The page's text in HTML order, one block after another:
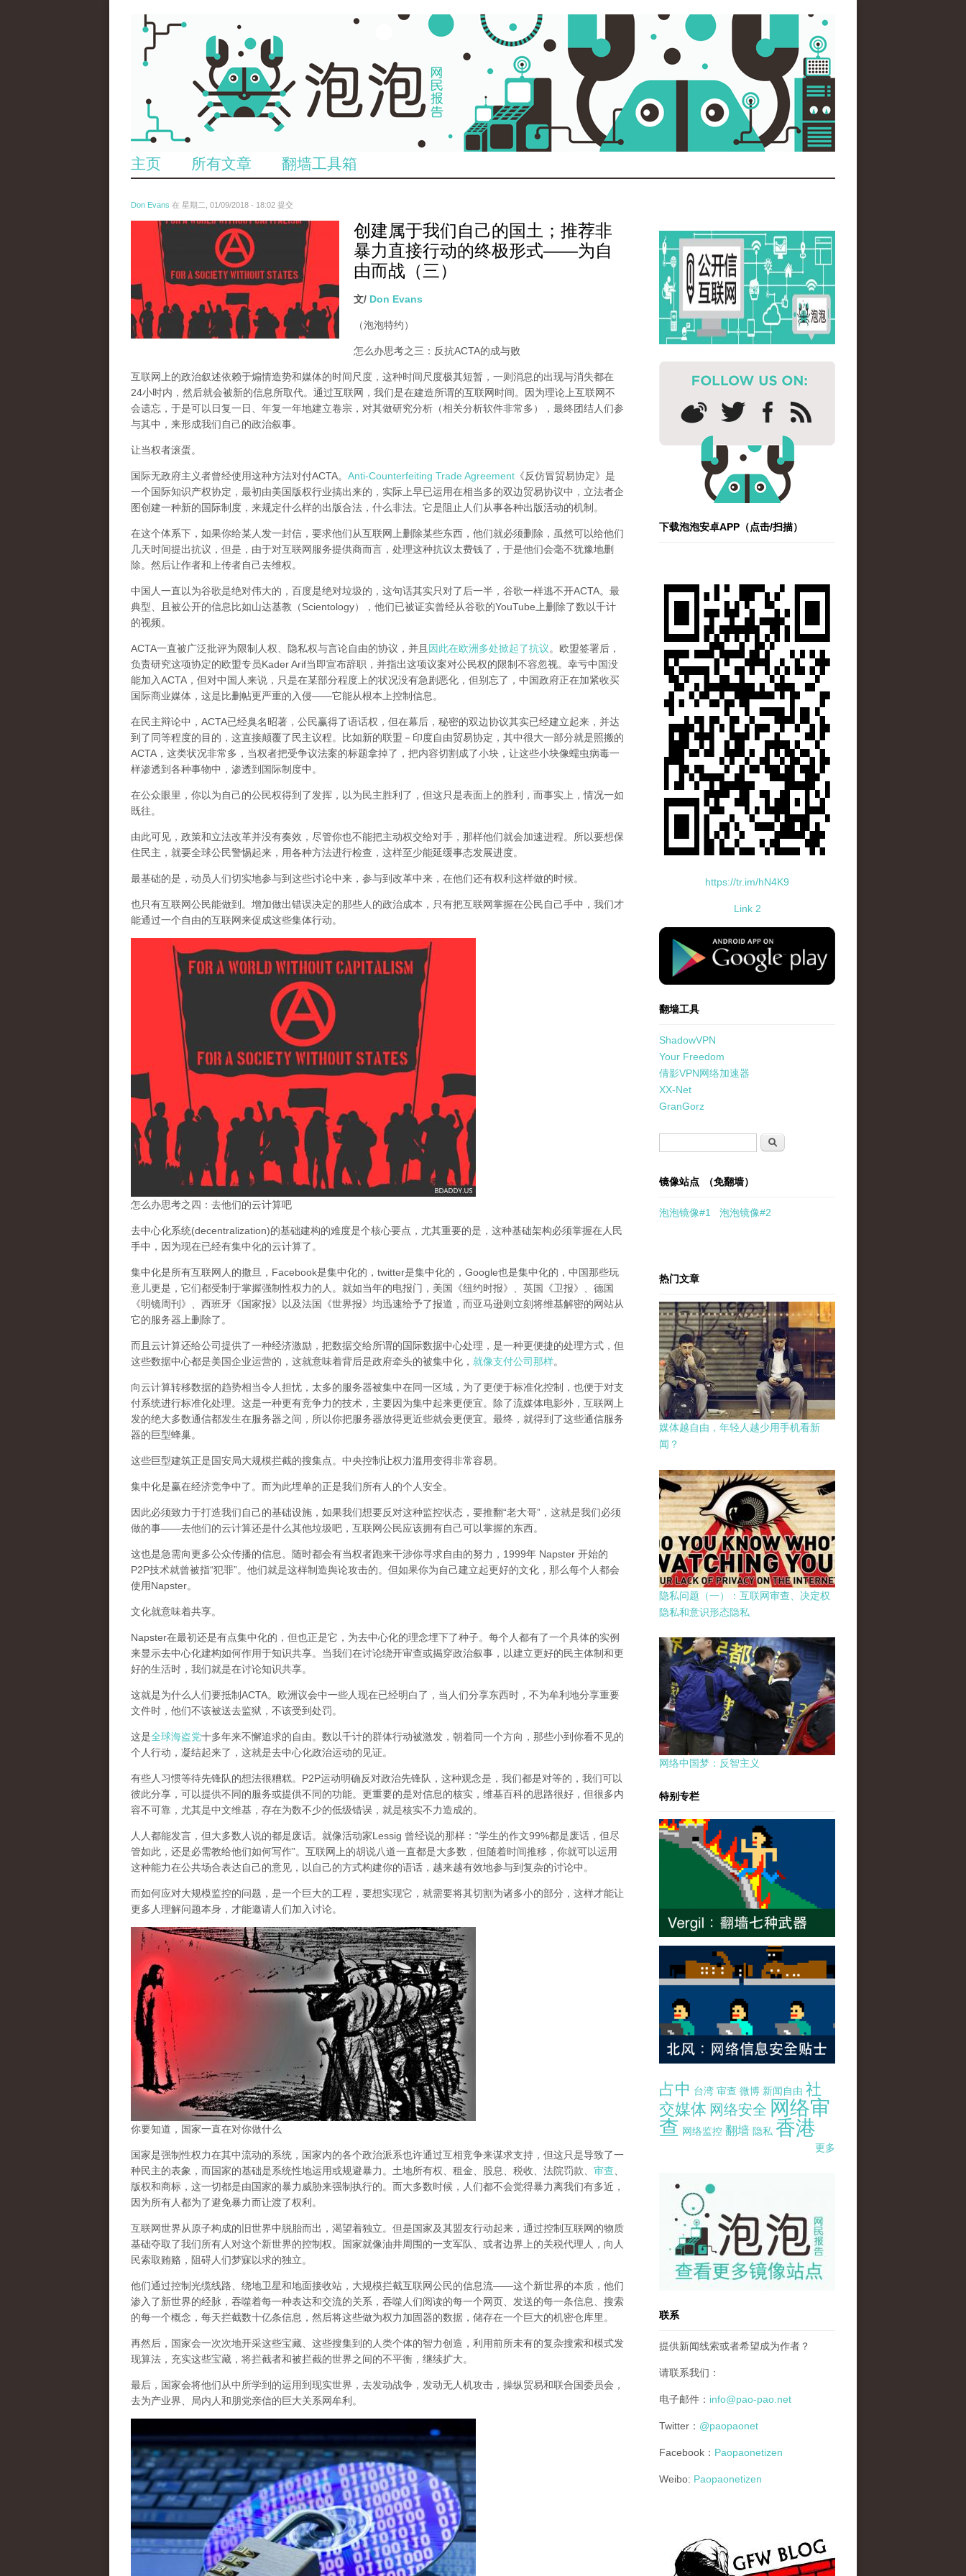
主页 所有文章 翻墙工具箱
Don Evans 在 星期二, 01/09/2018 - 18:02 提交
wechatimg875.jpeg
创建属于我们自己的国土；推荐非
暴力直接行动的终极形式——为自
由而战（三）
文/ Don Evans
（泡泡特约）
怎么办思考之三：反抗ACTA的成与败
互联网上的政治叙述依赖于煽情造势和媒体的时间尺度，这种时间尺度极其短暂，一则消息的出现与消失都在
24小时内，然后就会被新的信息所取代。通过互联网，我们是在建造所谓的互联网时间。因为理论上互联网不
会遗忘，于是可以日复一日、年复一年地建立卷宗，对其做研究分析（相关分析软件非常多）， 最终团结人们参
与其中，来形成我们自己的政治叙事。
让当权者滚蛋。
国际无政府主义者曾经使用这种方法对付ACTA。 Anti-Counterfeiting Trade Agreement 《反仿冒贸易协定》是
一个国际知识产权协定，最初由美国版权行业搞出来的，实际上早已运用在相当多的双边贸易协议中，立法者企
图创建一种新的国际制度，来规定什么样的出版合法，什么非法。它是阻止人们从事各种出版活动的机制。
在这个体系下，如果你给某人发一封信，要求他们从互联网上删除某些东西，他们就必须删除，虽然可以给他们
几天时间提出抗议，但是，由于对互联网服务提供商而言，处理这种抗议太费钱了，于是他们会毫不犹豫地删
除。然后让作者和上传者自己去维权。
中国人一直以为谷歌是绝对伟大的，百度是绝对垃圾的，这句话其实只对了后一半，谷歌一样逃不开ACTA。最
典型、且被公开的信息比如山达基教（Scientology），他们已被证实曾经从谷歌的YouTube上删除了数以千计
的视频。
ACTA一直被广泛批评为限制人权、隐私权与言论自由的协议，并且 因此在欧洲多处掀起了抗议。欧盟签署后，
负责研究这项协定的欧盟专员Kader Arif当即宣布辞职，并指出这项议案对公民权的限制不容忽视。 幸亏中国没
能加入ACTA，但对中国人来说，只是在某部分程度上的状况没有急剧恶化，但别忘了，中国政府正在加紧收买
国际商业媒体，这是比删帖更严重的入侵——它能从根本上控制信息。
在民主辩论中，ACTA已经臭名昭著，公民赢得了语话权，但在幕后，秘密的双边协议其实已经建立起来，并达
到了同等程度的目的，这直接颠覆了民主议程。比如新的联盟－印度自由贸易协定，其中很大一部分就是照搬的
ACTA，这类状况非常多，当权者把受争议法案的标题拿掉了，把内容切割成了小块，让这些小块像蠕虫病毒一
样渗透到各种事物中，渗透到国际制度中。
在公众眼里，你以为自己的公民权得到了发挥，以为民主胜利了，但这只是表面上的胜利，而事实上，情况一如
既往。
由此可见，政策和立法改革并没有奏效，尽管你也不能把主动权交给对手，那样他们就会加速进程。所以要想保
住民主，就要全球公民警惕起来，用各种方法进行检查，这样至少能延缓事态发展进度。
最基础的是，动员人们切实地参与到这些讨论中来，参与到改革中来，在他们还有权利这样做的时候。
也只有互联网公民能做到。增加做出错误决定的那些人的政治成本，只有把互联网掌握在公民自己手中，我们才
能通过一个自由的互联网来促成这些集体行动。
怎么办思考之四：去他们的云计算吧
去中心化系统(decentralization)的基础建构的难度是个核心要点， 尤其重要的是，这种基础架构必须掌握在人民
手中， 因为现在已经有集中化的云计算了。
集中化是所有互联网人的撒旦 ，Facebook是集中化的，twitter是集中化的，Google也是集中化的，中国那些玩
意儿更是，它们都受制于掌握强制性权力的人。就如当年的电报门，美国《纽约时报》、英国《卫报》、德国
《明镜周刊》、西班牙《国家报》以及法国《世界报》均迅速给予了报道，而亚马逊则立刻将维基解密的网站从
它的服务器上删除了。
而且云计算还给公司提供了一种经济激励，把数据交给所谓的国际数据中心处理，是一种更便捷的处理方式，但
这些数据中心都是美国企业运营的，这就意味着背后是政府牵头的被集中化， 就像支付公司那样。
向云计算转移数据的趋势相当令人担忧，太多的服务器被集中在同一区域，为了更便于标准化控制，也便于对支
付系统进行标准化处理。这是一种更有竞争力的技术，主要因为集中起来更便宜。除了流媒体电影外，互联网上
发的绝大多数通信都发生在服务器之间，所以你把服务器放得更近些就会更便宜。最终，就得到了这些通信服务
器的巨型蜂巢。
这些巨型建筑正是国安局大规模拦截的搜集点。中央控制让权力滥用变得非常容易。
集中化是赢在经济竞争中了。而为此埋单的正是我们所有人的个人安全。
因此必须致力于打造我们自己的基础设施，如果我们想要反对这种监控状态，要推翻“老大哥”，这就是我们必须
做的事——去他们的云计算还是什么其他垃圾吧，互联网公民应该拥有自己可以掌握的东西。
这也是急需向更多公众传播的信息。随时都会有当权者跑来干涉你寻求自由的努力，1999年 Napster 开始的
P2P技术就曾被指“犯罪”。他们就是这样制造舆论攻击的。但如果你为自己建立起更好的文化，那么每个人都会
使用Napster。
文化就意味着共享。
Napster在最初还是有点集中化的，但也正是它，为去中心化的理念埋下了种子。每个人都有了一个具体的实例
来显示去中心化建构如何作用于知识共享。 当我们在讨论绕开审查或揭穿政治叙事，以建立更好的民主体制和更
好的生活时，我们就是在讨论知识共享。
这就是为什么人们要抵制ACTA。欧洲议会中一些人现在已经明白了，当人们分享东西时，不为牟利地分享重要
文件时，他们不该被送去监狱，不该受到处罚。
这是全球海盗党十多年来不懈追求的自由。数以千计的群体行动被激发，朝着同一个方向，那些小到你看不见的
个人行动，凝结起来了， 这就是去中心化政治运动的见证。
有些人习惯等待先锋队的想法很糟糕。P2P运动明确反对政治先锋队，这种观念是，我们都是对等的，我们可以
彼此分享，可以提供不同的服务或提供不同的功能。更重要的是对信息的核实，维基百科的思路很好，但很多内
容不可靠，尤其是中文维基，存在为数不少的低级错误，就是核实不力造成的。
人人都能发言，但大多数人说的都是废话。就像活动家Lessig 曾经说的那样：“学生的作文99%都是废话，但尽
管如此，还是必需教给他们如何写作”。互联网上的胡说八道一直都是大多数，但随着时间推移，你就可以运用
这种能力在公共场合表达自己的意见，以自己的方式构建你的语话，越来越有效地参与到复杂的讨论中。
而如何应对大规模监控的问题，是一个巨大的工程，要想实现它，就需要将其切割为诸多小的部分，这样才能让
更多人理解问题本身，才能邀请人们加入讨论。
你要知道，国家一直在对你做什么
国家是强制性权力在其中流动的系统，国家内的各个政治派系也许通过互相竞争来谋求支持，但这只是导致了一
种民主的表象，而国家的基础是系统性地运用或规避暴力。土地所有权、租金、股息、税收、法院罚款、 审查
版权和商标，这一切都是由国家的暴力威胁来强制执行的。而大多数时候，人们都不会觉得暴力离我们有多近，
因为所有人都为了避免暴力而让渡了权利。
互联网世界从原子构成的旧世界中脱胎而出，渴望着独立。但是国家及其盟友行动起来，通过控制互联网的物质
基础夺取了我们所有人对这个新世界的控制权。国家就像油井周围的一支军队、或者边界上的关税代理人，向人
民索取贿赂，阻碍人们梦寐以求的独立。
他们通过控制光缆线路、绕地卫星和地面接收站，大规模拦截互联网公民的信息流——这个新世界的本质，他们
渗入了新世界的经脉，吞噬着每一种表达和交流的关系，吞噬人们阅读的每一个网页、发送的每一条信息、搜索
的每一个概念，每天拦截数十亿条信息，然后将这些做为权力加固器的数据，储存在一个巨大的机密仓库里。
再然后，国家会一次次地开采这些宝藏、这些搜集到的人类个体的智力创造，利用前所未有的复杂搜索和模式发
现算法，充实这些宝藏，将拦截者和被拦截的世界之间的不平衡，继续扩大。
最后， 国家会将他们从中所学到的运用到现实世界，去发动战争，发动无人机攻击，操纵贸易和联合国委员会，
去为产业界、局内人和朋党亲信的巨大关系网牟利。
下载泡泡安卓APP（点击/扫描）
https://tr.im/hN4K9
Link 2
standard-icon-googleplay-app-store.png
翻墙工具
ShadowVPN
Your Freedom
倩影VPN网络加速器
XX-Net
GranGorz
搜索
镜像站点 （免翻墙）
泡泡镜像#1 泡泡镜像#2
热门文章
媒体越自由，年轻人越少用手机看新
闻？
隐私问题（一）：互联网审查、决定权
隐私和意识形态隐私
网络中国梦：反智主义
特别专栏
占中 台湾 审查 微博 新闻自由 社
交媒体 网络安全 网络审
查 网络监控 翻墙 隐私 香港
更多
pao-pao-banner-mirror-site-120814.jpg
联系
提供新闻线索或者希望成为作者？
请联系我们：
电子邮件： info@pao-pao.net
Twitter： @paopaonet
Facebook： Paopaonetizen
Weibo: Paopaonetizen
gfw_blog_small.jpg